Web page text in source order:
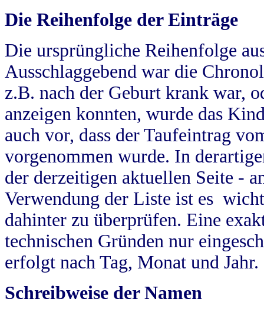
Die Reihenfolge der Einträge
Die ursprüngliche Reihenfolge
Ausschlaggebend war die
z.B. nach der Geburt krank war,
anzeigen konnten, wurde das
auch vor, dass der Taufeintrag
vorgenommen wurde. In
der derzeitigen aktuellen Seite -
Verwendung der Liste ist es
dahinter zu überprüfen. Eine
technischen Gründen nur
erfolgt nach Tag, Monat und Jahr.
Schreibweise der Namen